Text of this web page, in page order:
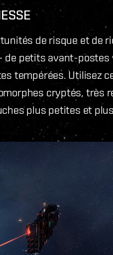
de risque et de
de petits avant-postes
tempérées. Utilisez
cryptés, très
plus petites et